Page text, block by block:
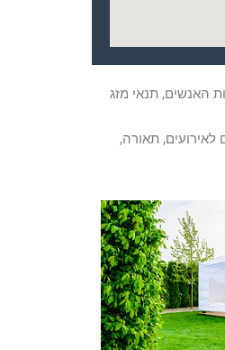
האנשים, תנאי מזג
לאירועים, תאורה,